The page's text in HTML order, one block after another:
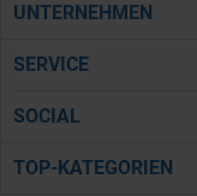
UNTERNEHMEN
SERVICE
SOCIAL
TOP-KATEGORIEN